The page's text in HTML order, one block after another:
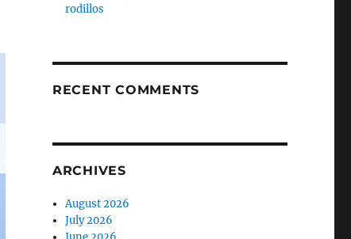
rodillos
RECENT COMMENTS
ARCHIVES
August 2026
July 2026